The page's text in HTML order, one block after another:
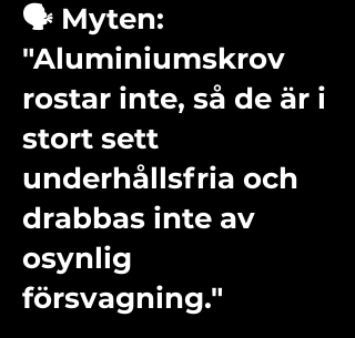
🗣️ Myten:
"Aluminiumskrov
rostar inte, så de är i
stort sett
underhållsfria och
drabbas inte av
osynlig
försvagning."